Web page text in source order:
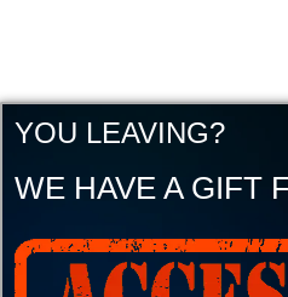
YOU LEAVING?
WE HAVE A GIFT